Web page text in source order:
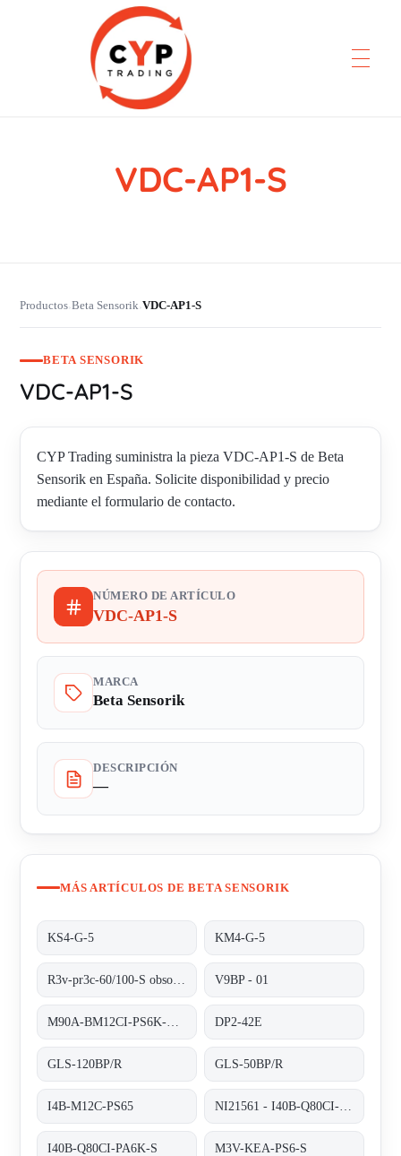
CYP Trading
VDC-AP1-S
Productos›Beta Sensorik›VDC-AP1-S
BETA SENSORIK
VDC-AP1-S
CYP Trading suministra la pieza VDC-AP1-S de Beta
Sensorik en España. Solicite disponibilidad y precio
mediante el formulario de contacto.
NÚMERO DE ARTÍCULO
VDC-AP1-S
MARCA
Beta Sensorik
DESCRIPCIÓN
—
MÁS ARTÍCULOS DE BETA SENSORIK
KS4-G-5 KM4-G-5
V9BP - 01
DP2-42E
GLS-120BP/R GLS-50BP/R
I4B-M12C-PS65
I40B-Q80CI-PA6K-S M3V-KEA-PS6-S